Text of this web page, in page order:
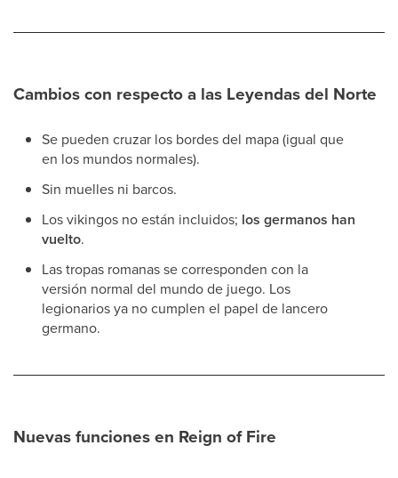
Cambios con respecto a las Leyendas del Norte
Se pueden cruzar los bordes del mapa (igual que
en los mundos normales).
Sin muelles ni barcos.
Los vikingos no están incluidos; los germanos han
vuelto.
Las tropas romanas se corresponden con la
versión normal del mundo de juego. Los
legionarios ya no cumplen el papel de lancero
germano.
Nuevas funciones en Reign of Fire